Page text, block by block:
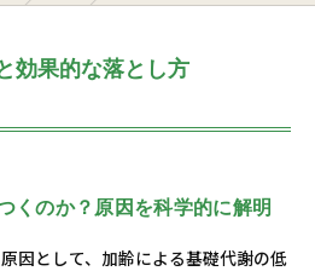
効果的な落とし方
くのか？原因を科学的に解明
因として、加齢による基礎代謝の低